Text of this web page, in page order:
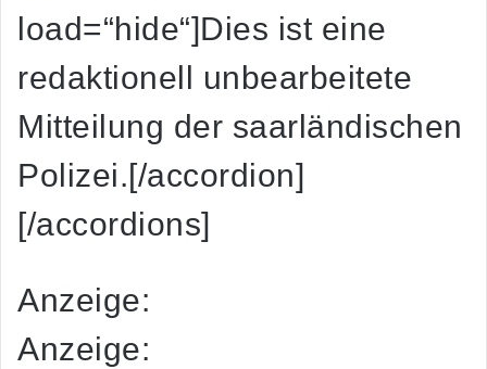
load=“hide“]Dies ist eine
redaktionell unbearbeitete
Mitteilung der saarländischen
Polizei.[/accordion]
[/accordions]
Anzeige:
Anzeige: